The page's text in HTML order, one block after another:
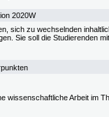
2020W
sich zu wechselnden
Sie soll die Studierenden
wissenschaftliche Arbeit im